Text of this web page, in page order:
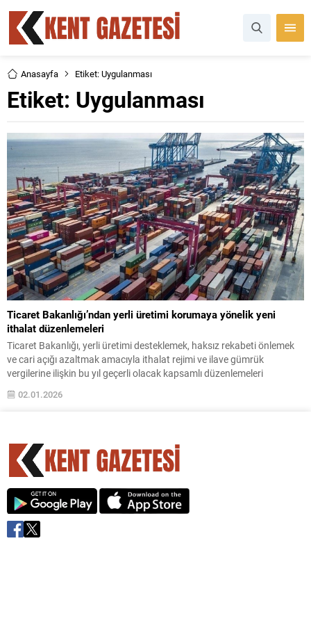
Anasayfa Etiket: Uygulanması
Etiket: Uygulanması
Ticaret Bakanlığı’ndan yerli üretimi korumaya yönelik yeni
ithalat düzenlemeleri
Ticaret Bakanlığı, yerli üretimi desteklemek, haksız rekabeti önlemek
ve cari açığı azaltmak amacıyla ithalat rejimi ve ilave gümrük
vergilerine ilişkin bu yıl geçerli olacak kapsamlı düzenlemeleri
02.01.2026